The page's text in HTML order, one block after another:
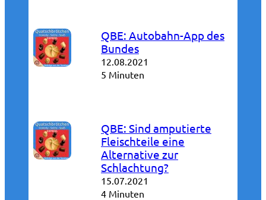
QBE: Autobahn-App des
Bundes
12.08.2021
5 Minuten
QBE: Sind amputierte
Fleischteile eine
Alternative zur
Schlachtung?
15.07.2021
4 Minuten